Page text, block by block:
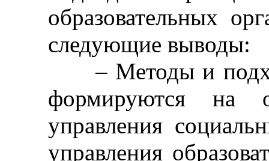
образовательных
следующие выводы:
– Методы и
формируются на
управления
управления